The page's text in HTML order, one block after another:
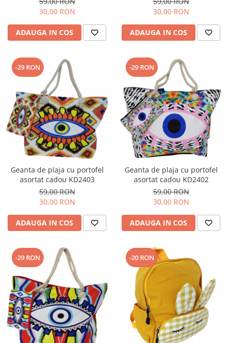
30,00 RON
ADAUGA IN COS
30,00 RON
ADAUGA IN COS
-29 RON
Geanta de plaja cu portofel
asortat cadou KD2403
59,00 RON
30,00 RON
ADAUGA IN COS
-29 RON
Geanta de plaja cu portofel
asortat cadou KD2402
59,00 RON
30,00 RON
ADAUGA IN COS
-29 RON -20 RON